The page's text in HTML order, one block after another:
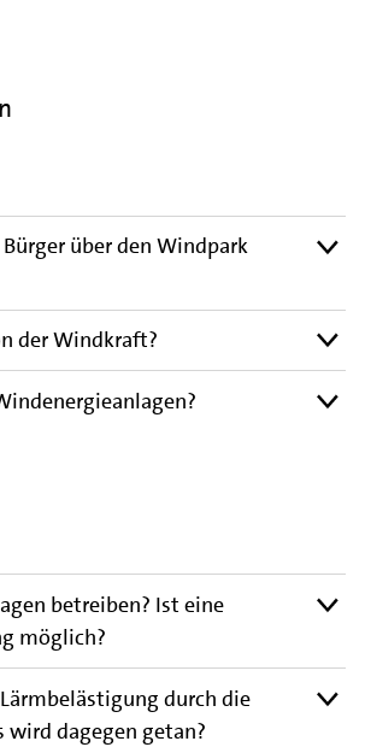
über den Windpark
der Windkraft?
betreiben? Ist eine
möglich?
durch die
wird dagegen getan?